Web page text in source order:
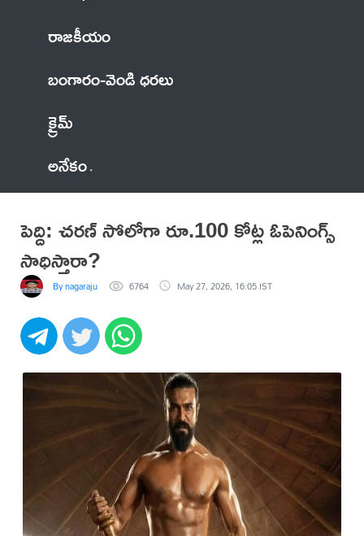
రాజకీయం
బంగారం-వెండి ధరలు
క్రైమ్
అనేకం
పెద్ది: చరణ్ సోలోగా రూ.100 కోట్ల ఓపెనింగ్స్
సాధిస్తారా?
By nagaraju 6764 May 27, 2026, 16:05 IST